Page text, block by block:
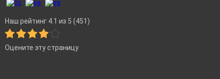
Наш рейтинг 4.1 из 5 (451)
Оцените эту страницу